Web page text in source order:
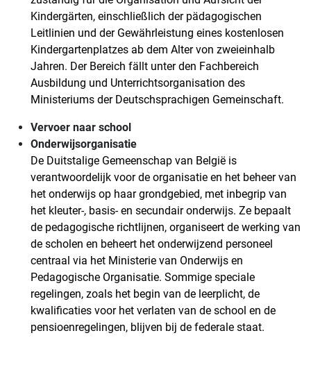
Kindergärten, einschließlich der pädagogischen
Leitlinien und der Gewährleistung eines kostenlosen
Kindergartenplatzes ab dem Alter von zweieinhalb
Jahren. Der Bereich fällt unter den Fachbereich
Ausbildung und Unterrichtsorganisation des
Ministeriums der Deutschsprachigen Gemeinschaft.
Vervoer naar school
Onderwijsorganisatie
De Duitstalige Gemeenschap van België is
verantwoordelijk voor de organisatie en het beheer van
het onderwijs op haar grondgebied, met inbegrip van
het kleuter-, basis- en secundair onderwijs. Ze bepaalt
de pedagogische richtlijnen, organiseert de werking van
de scholen en beheert het onderwijzend personeel
centraal via het Ministerie van Onderwijs en
Pedagogische Organisatie. Sommige speciale
regelingen, zoals het begin van de leerplicht, de
kwalificaties voor het verlaten van de school en de
pensioenregelingen, blijven bij de federale staat.